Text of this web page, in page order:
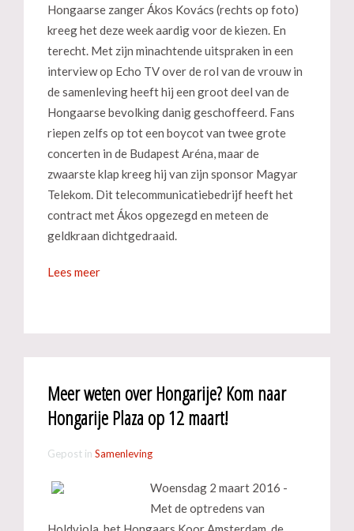
Hongaarse zanger Ákos Kovács (rechts op foto)
kreeg het deze week aardig voor de kiezen. En
terecht. Met zijn minachtende uitspraken in een
interview op Echo TV over de rol van de vrouw in
de samenleving heeft hij een groot deel van de
Hongaarse bevolking danig geschoffeerd. Fans
riepen zelfs op tot een boycot van twee grote
concerten in de Budapest Aréna, maar de
zwaarste klap kreeg hij van zijn sponsor Magyar
Telekom. Dit telecommunicatiebedrijf heeft het
contract met Ákos opgezegd en meteen de
geldkraan dichtgedraaid.
Lees meer
Meer weten over Hongarije? Kom naar
Hongarije Plaza op 12 maart!
Gepost in Samenleving
Woensdag 2 maart 2016 -
Met de optredens van